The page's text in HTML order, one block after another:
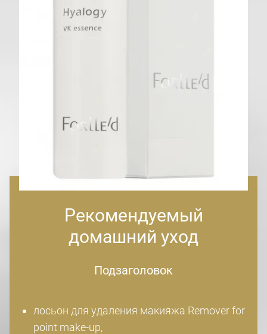
Рекомендуемый
домашний уход
Подзаголовок
лосьон для удаления макияжа Remover for
point make-up,